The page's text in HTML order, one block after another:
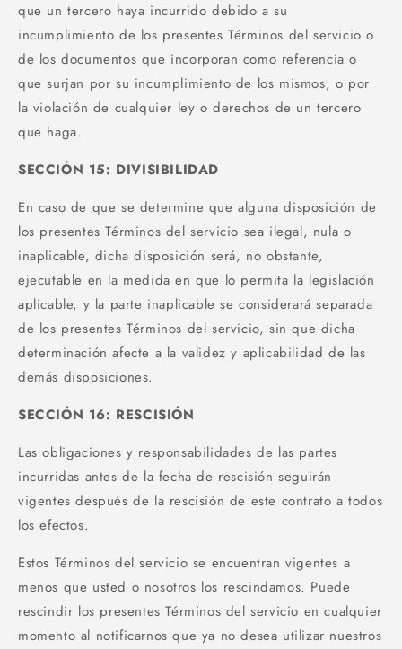
que un tercero haya incurrido debido a su
incumplimiento de los presentes Términos del servicio o
de los documentos que incorporan como referencia o
que surjan por su incumplimiento de los mismos, o por
la violación de cualquier ley o derechos de un tercero
que haga.
SECCIÓN 15: DIVISIBILIDAD
En caso de que se determine que alguna disposición de
los presentes Términos del servicio sea ilegal, nula o
inaplicable, dicha disposición será, no obstante,
ejecutable en la medida en que lo permita la legislación
aplicable, y la parte inaplicable se considerará separada
de los presentes Términos del servicio, sin que dicha
determinación afecte a la validez y aplicabilidad de las
demás disposiciones.
SECCIÓN 16: RESCISIÓN
Las obligaciones y responsabilidades de las partes
incurridas antes de la fecha de rescisión seguirán
vigentes después de la rescisión de este contrato a todos
los efectos.
Estos Términos del servicio se encuentran vigentes a
menos que usted o nosotros los rescindamos. Puede
rescindir los presentes Términos del servicio en cualquier
momento al notificarnos que ya no desea utilizar nuestros